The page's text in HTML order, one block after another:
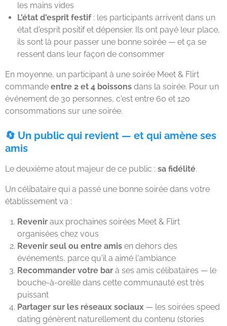
les mains vides
L'état d'esprit festif : les participants arrivent dans un
état d'esprit positif et dépensier. Ils ont payé leur place,
ils sont là pour passer une bonne soirée — et ça se
ressent dans leur façon de consommer
En moyenne, un participant à une soirée Meet & Flirt
commande entre 2 et 4 boissons dans la soirée. Pour un
événement de 30 personnes, c'est entre 60 et 120
consommations sur une soirée.
🔄 Un public qui revient — et qui amène ses
amis
Le deuxième atout majeur de ce public : sa fidélité.
Un célibataire qui a passé une bonne soirée dans votre
établissement va :
Revenir aux prochaines soirées Meet & Flirt
organisées chez vous
Revenir seul ou entre amis en dehors des
événements, parce qu'il a aimé l'ambiance
Recommander votre bar à ses amis célibataires — le
bouche-à-oreille dans cette communauté est très
puissant
Partager sur les réseaux sociaux — les soirées speed
dating génèrent naturellement du contenu (stories